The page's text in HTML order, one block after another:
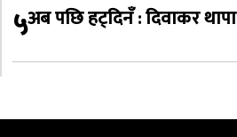
५अब पछि हट्दिनँ : दिवाकर थापा